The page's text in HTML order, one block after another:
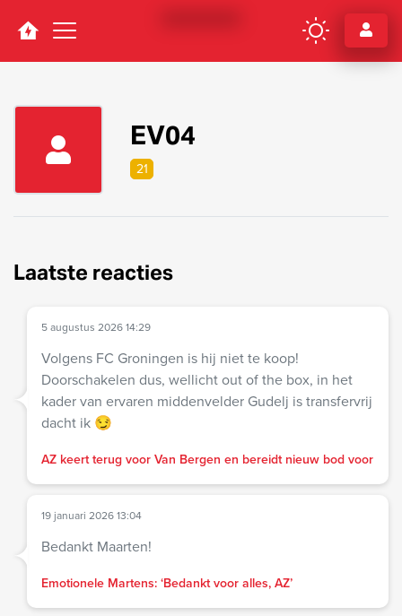
Navigation
EV04
21
Laatste reacties
5 augustus 2026 14:29
Volgens FC Groningen is hij niet te koop!
Doorschakelen dus, wellicht out of the box, in het
kader van ervaren middenvelder Gudelj is transfervrij
dacht ik 😏
AZ keert terug voor Van Bergen en bereidt nieuw bod voor
19 januari 2026 13:04
Bedankt Maarten!
Emotionele Martens: ‘Bedankt voor alles, AZ’